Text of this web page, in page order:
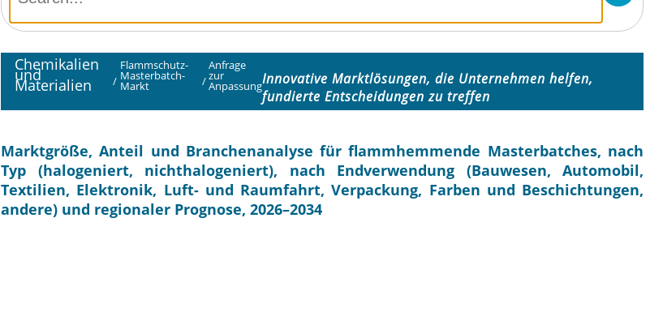
Chemikalien
und
Materialien /
Flammschutz-
Masterbatch-
Markt /
Anfrage
zur
AnpassungInnovative Marktlösungen, die Unternehmen helfen,
fundierte Entscheidungen zu treffen
Marktgröße, Anteil und Branchenanalyse für flammhemmende Masterbatches, nach
Typ (halogeniert, nichthalogeniert), nach Endverwendung (Bauwesen, Automobil,
Textilien, Elektronik, Luft- und Raumfahrt, Verpackung, Farben und Beschichtungen,
andere) und regionaler Prognose, 2026–2034